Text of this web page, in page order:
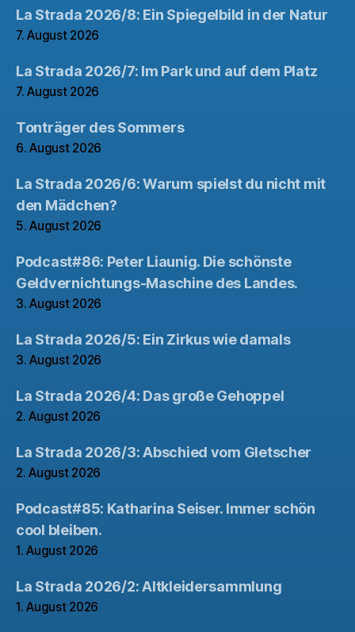
La Strada 2026/8: Ein Spiegelbild in der Natur
7. August 2026
La Strada 2026/7: Im Park und auf dem Platz
7. August 2026
Tonträger des Sommers
6. August 2026
La Strada 2026/6: Warum spielst du nicht mit
den Mädchen?
5. August 2026
Podcast#86: Peter Liaunig. Die schönste
Geldvernichtungs-Maschine des Landes.
3. August 2026
La Strada 2026/5: Ein Zirkus wie damals
3. August 2026
La Strada 2026/4: Das große Gehoppel
2. August 2026
La Strada 2026/3: Abschied vom Gletscher
2. August 2026
Podcast#85: Katharina Seiser. Immer schön
cool bleiben.
1. August 2026
La Strada 2026/2: Altkleidersammlung
1. August 2026